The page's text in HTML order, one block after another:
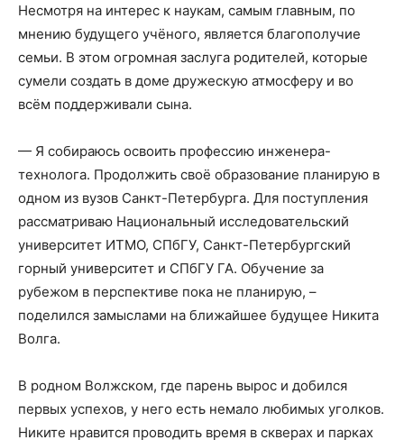
Несмотря на интерес к наукам, самым главным, по
мнению будущего учёного, является благополучие
семьи. В этом огромная заслуга родителей, которые
сумели создать в доме дружескую атмосферу и во
всём поддерживали сына.
— Я собираюсь освоить профессию инженера-
технолога. Продолжить своё образование планирую в
одном из вузов Санкт-Петербурга. Для поступления
рассматриваю Национальный исследовательский
университет ИТМО, СПбГУ, Санкт-Петербургский
горный университет и СПбГУ ГА. Обучение за
рубежом в перспективе пока не планирую, –
поделился замыслами на ближайшее будущее Никита
Волга.
В родном Волжском, где парень вырос и добился
первых успехов, у него есть немало любимых уголков.
Никите нравится проводить время в скверах и парках